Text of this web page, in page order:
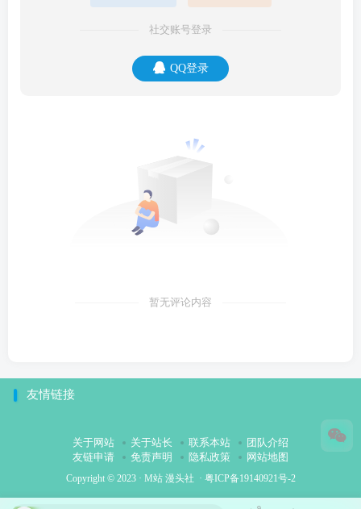
社交账号登录
QQ登录
暂无评论内容
友情链接
关于网站 关于站长 联系本站
团队介绍
友链申请
免责声明 隐私政策 网站地图
Copyright © 2023 · M站 漫头社 · 粤ICP备19140921号-2